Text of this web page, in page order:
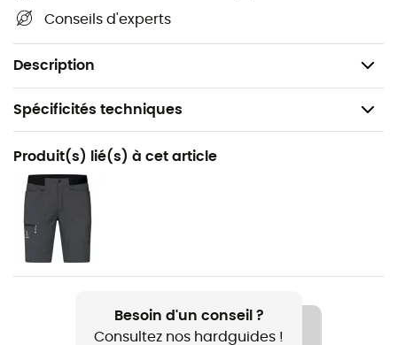
Conseils d'experts
Description
Tissu approuvé Bluesign®
Poids : 230 g
Spécificités techniques
Recommandé pour
Randonnée / Ski de randonnée / Trekking / Alpinisme
/ Lifestyle / Ski
Genre
Homme
Produit(s) lié(s) à cet article
Besoin d'un conseil ?
Consultez nos hardguides !